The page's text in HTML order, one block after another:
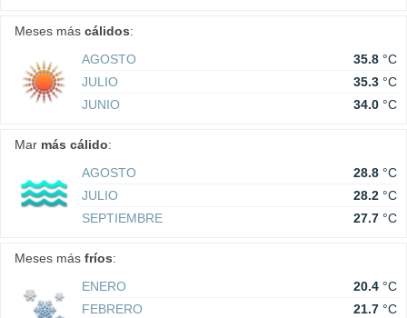
Meses más cálidos:
AGOSTO
35.8 °C
JULIO
35.3 °C
JUNIO
34.0 °C
Mar más cálido:
AGOSTO
28.8 °C
JULIO
28.2 °C
SEPTIEMBRE
27.7 °C
Meses más fríos:
ENERO
20.4 °C
FEBRERO
21.7 °C